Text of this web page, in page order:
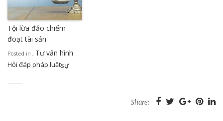
Tội lừa đảo chiếm
đoạt tài sản
Posted in
Hỏi đáp pháp luật
, Tư vấn hình
sự
Share: